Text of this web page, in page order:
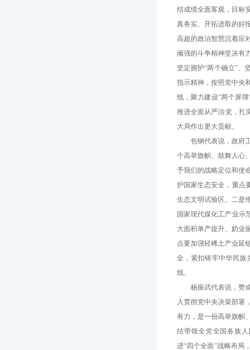
结成绩全面客观，目标
真务实、开拓进取的好
高超的政治智慧沉着应
顽强的斗争精神坚决有
坚定拥护“两个确立”、
指示精神，按照党中央
线，聚力建设“两个屏
推进全面从严治党，扎
大局作出更大贡献。
包钢代表说，政府
个高举旗帜、鼓舞人心
予我们的战略定位和使
护国家生态安全，重点
生态文明试验区。二是
国家现代煤化工产业示
大面积单产提升、奶业
点要加强轻稀土产业延
全，紧扣铸牢中华民族
线。
杨振武代表说，赞
入贯彻党中央决策部署
有力，是一份高举旗帜
结带领全党全国各族
进“四个全面”战略布局